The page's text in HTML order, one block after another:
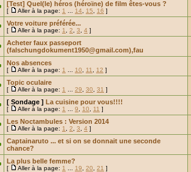
[Test] Quel(le) héros (héroïne) de film êtes-vous ?
[ Aller à la page: 1 14 15 16 ]
Votre voiture préférée...
[ Aller à la page: 1 2 3 4 ]
Acheter faux passeport
(falschungdokument1950@gmail.com),fau
Nos absences
[ Aller à la page: 1 10 11 12 ]
Topic oculaire
[ Aller à la page: 1 29 30 31 ]
[ Sondage ] La cuisine pour vous!!!!
[ Aller à la page: 1 9 10 11 ]
Les Noctambules : Version 2014
[ Aller à la page: 1 2 3 4 ]
Captainaruto ... et si on se donnait une seconde
chance?
La plus belle femme?
[ Aller à la page: 1 19 20 21 ]